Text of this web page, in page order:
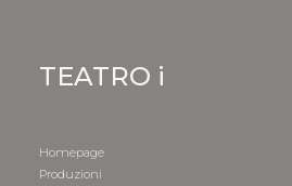
TEATRO i
Homepage
Produzioni